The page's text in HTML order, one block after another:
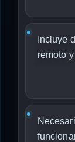
Incluye
remoto